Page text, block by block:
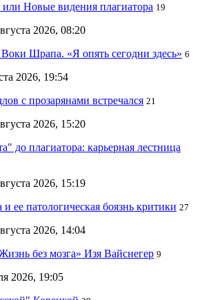
Новые видения плагиатора 19
2026, 08:20
Шрапа. «Я опять сегодни здесь» 6
2026, 19:54
с прозарянами встречался 21
2026, 15:20
до плагиатора: карьерная лестница
2026, 15:19
ее патологическая боязнь критики 27
2026, 14:04
без мозга» Изя Вайснегер 9
2026, 19:05